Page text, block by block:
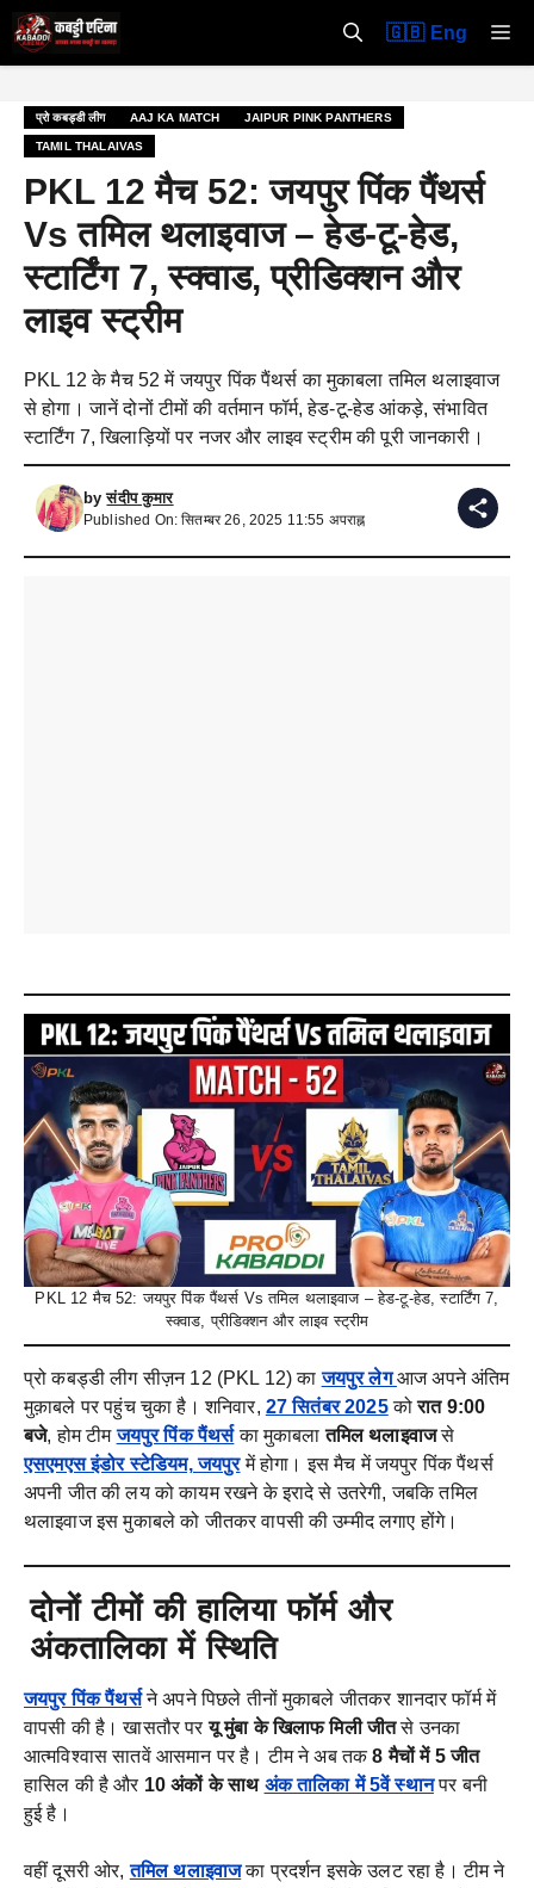
Skip
to
content
🇬🇧 Eng
प्रो कबड्डी लीग AAJ KA MATCH JAIPUR PINK PANTHERS
TAMIL THALAIVAS
PKL 12 मैच 52: जयपुर पिंक पैंथर्स
Vs तमिल थलाइवाज – हेड-टू-हेड,
स्टार्टिंग 7, स्क्वाड, प्रीडिक्शन और
लाइव स्ट्रीम
PKL 12 के मैच 52 में जयपुर पिंक पैंथर्स का मुकाबला तमिल थलाइवाज
से होगा। जानें दोनों टीमों की वर्तमान फॉर्म, हेड-टू-हेड आंकड़े, संभावित
स्टार्टिंग 7, खिलाड़ियों पर नजर और लाइव स्ट्रीम की पूरी जानकारी।
byसंदीप कुमार
Published On: सितम्बर 26, 2025 11:55 अपराह्न
PKL 12 मैच 52: जयपुर पिंक पैंथर्स Vs तमिल थलाइवाज – हेड-टू-हेड, स्टार्टिंग 7,
स्क्वाड, प्रीडिक्शन और लाइव स्ट्रीम
प्रो कबड्डी लीग सीज़न 12 (PKL 12) काजयपुर लेगआज अपने अंतिम
मुक़ाबले पर पहुंच चुका है। शनिवार, 27 सितंबर 2025कोरात 9:00
बजे, होम टीमजयपुर पिंक पैंथर्सका मुकाबलातमिल थलाइवाजसे
एसएमएस इंडोर स्टेडियम, जयपुरमें होगा। इस मैच में जयपुर पिंक पैंथर्स
अपनी जीत की लय को कायम रखने के इरादे से उतरेगी, जबकि तमिल
थलाइवाज इस मुकाबले को जीतकर वापसी की उम्मीद लगाए होंगे।
दोनों टीमों की हालिया फॉर्म और
अंकतालिका में स्थिति
जयपुर पिंक पैंथर्सने अपने पिछले तीनों मुकाबले जीतकर शानदार फॉर्म में
वापसी की है। खासतौर परयू मुंबा के खिलाफ मिली जीतसे उनका
आत्मविश्वास सातवें आसमान पर है। टीम ने अब तक8 मैचों में 5 जीत
हासिल की है और 10 अंकों के साथ अंक तालिका में 5वें स्थानपर बनी
हुई है।
वहीं दूसरी ओर,तमिल थलाइवाजका प्रदर्शन इसके उलट रहा है। टीम ने